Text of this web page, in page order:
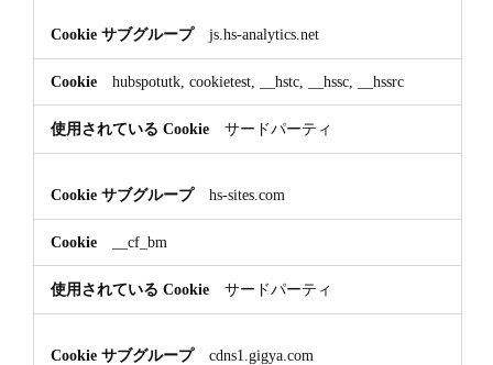
js.hs-analytics.net
hubspotutk, cookietest, __hstc, __hssc, __hssrc
サードパーティ
hs-sites.com
__cf_bm
サードパーティ
cdns1.gigya.com